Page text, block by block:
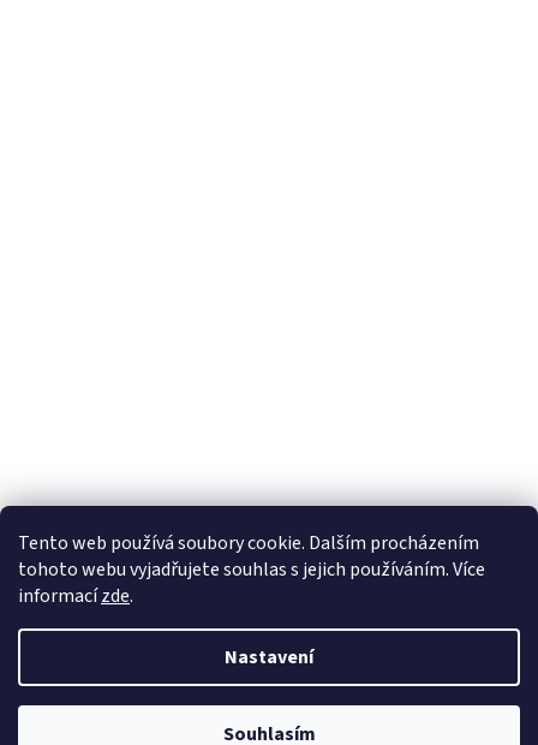
Tento web používá soubory cookie. Dalším procházením
tohoto webu vyjadřujete souhlas s jejich používáním. Více
informacízde.
Nastavení
Souhlasím